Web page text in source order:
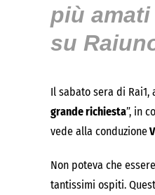
più
su
Il sabato sera di
grande richiesta”, in
vede alla conduzione
Non poteva che
tantissimi ospiti.